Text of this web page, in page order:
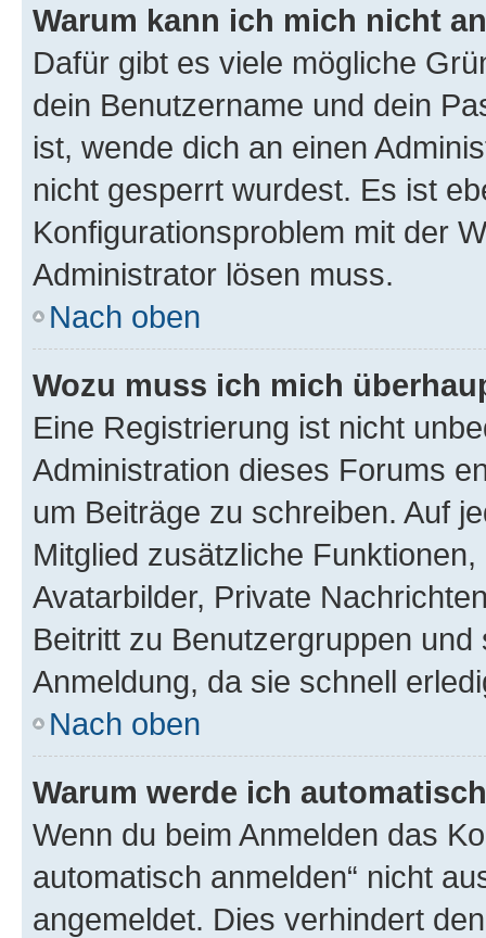
Warum kann ich mich nicht
Dafür gibt es viele mögliche
dein Benutzername und dein
ist, wende dich an einen
nicht gesperrt wurdest. Es ist
Konfigurationsproblem mit der
Administrator lösen muss.
Nach oben
Wozu muss ich mich
Eine Registrierung ist nicht
Administration dieses Forums
um Beiträge zu schreiben. Auf
Mitglied zusätzliche
Avatarbilder, Private
Beitritt zu Benutzergruppen
Anmeldung, da sie schnell
Nach oben
Warum werde ich
Wenn du beim Anmelden das
automatisch anmelden“ nicht
angemeldet. Dies verhindert